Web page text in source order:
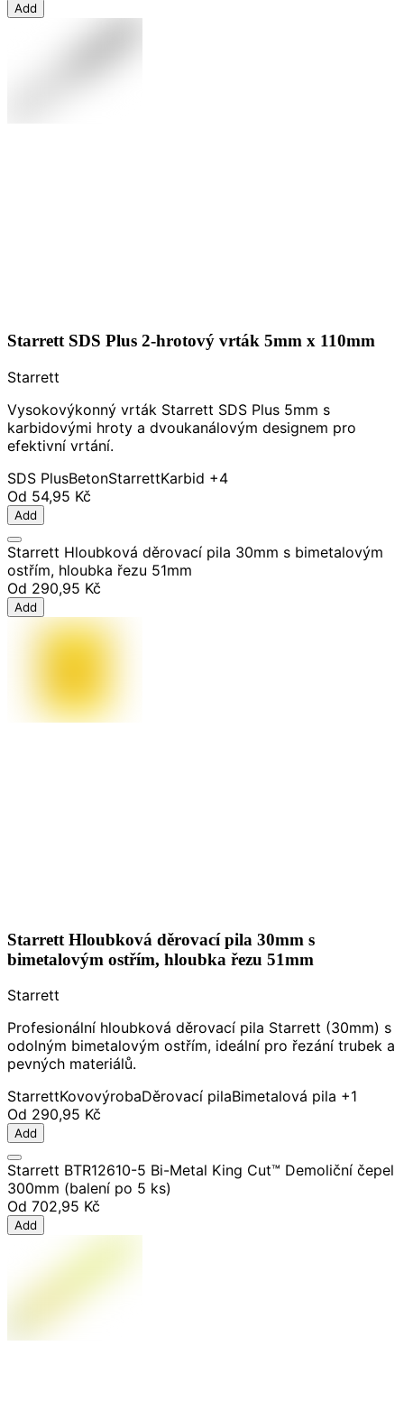
Add
Starrett SDS Plus 2-hrotový vrták 5mm x 110mm
Starrett
Vysokovýkonný vrták Starrett SDS Plus 5mm s
karbidovými hroty a dvoukanálovým designem pro
efektivní vrtání.
SDS PlusBetonStarrettKarbid +4
Od 54,95 Kč
Add
Starrett Hloubková děrovací pila 30mm s bimetalovým
ostřím, hloubka řezu 51mm
Od 290,95 Kč
Add
Starrett Hloubková děrovací pila 30mm s
bimetalovým ostřím, hloubka řezu 51mm
Starrett
Profesionální hloubková děrovací pila Starrett (30mm) s
odolným bimetalovým ostřím, ideální pro řezání trubek a
pevných materiálů.
StarrettKovovýrobaDěrovací pilaBimetalová pila +1
Od 290,95 Kč
Add
Starrett BTR12610-5 Bi-Metal King Cut™ Demoliční čepel
300mm (balení po 5 ks)
Od 702,95 Kč
Add